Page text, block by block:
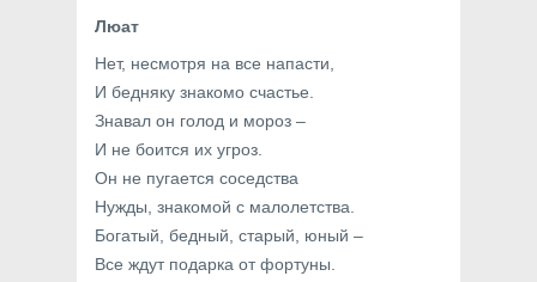
Люат
Нет, несмотря на все напасти,
И бедняку знакомо счастье.
Знавал он голод и мороз –
И не боится их угроз.
Он не пугается соседства
Нужды, знакомой с малолетства.
Богатый, бедный, старый, юный –
Все ждут подарка от фортуны.